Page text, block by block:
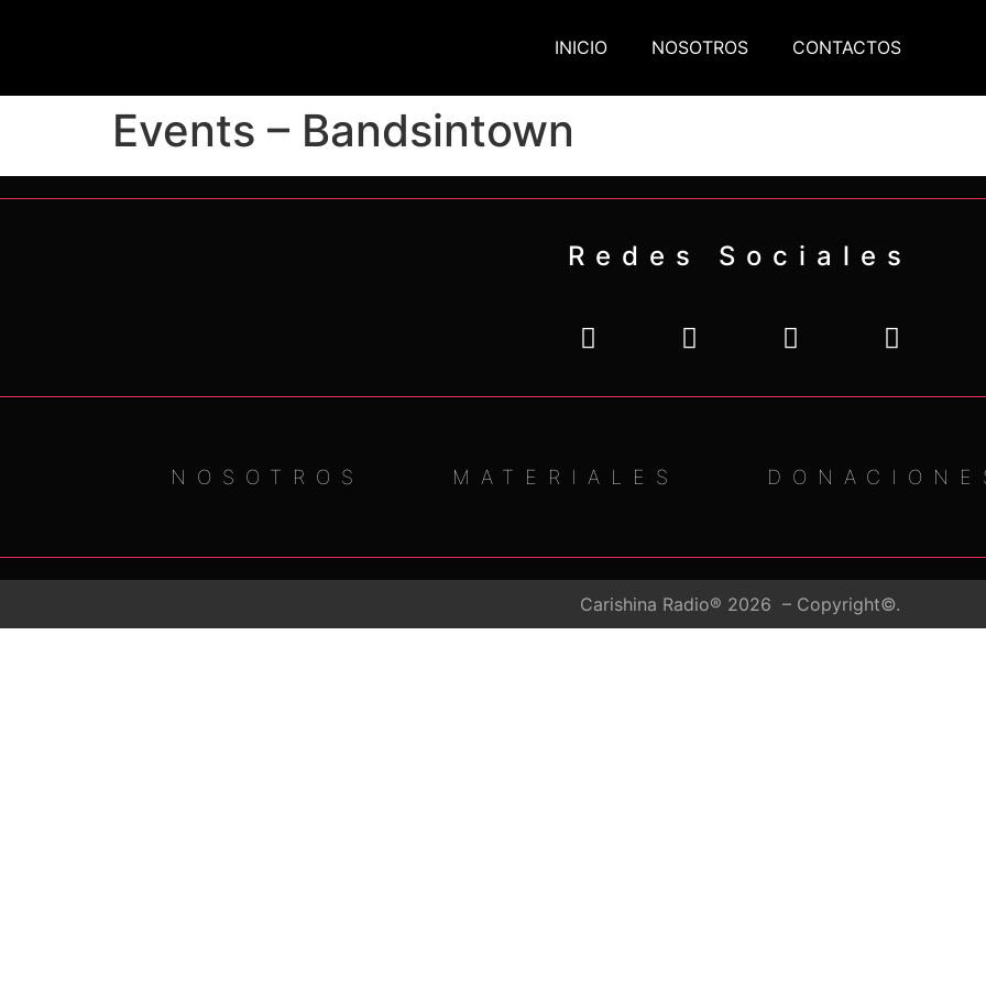
INICIO NOSOTROS CONTACTOS
Events – Bandsintown
Redes Sociales
NOSOTROS MATERIALES
Carishina Radio® 2026 – Copyright©.